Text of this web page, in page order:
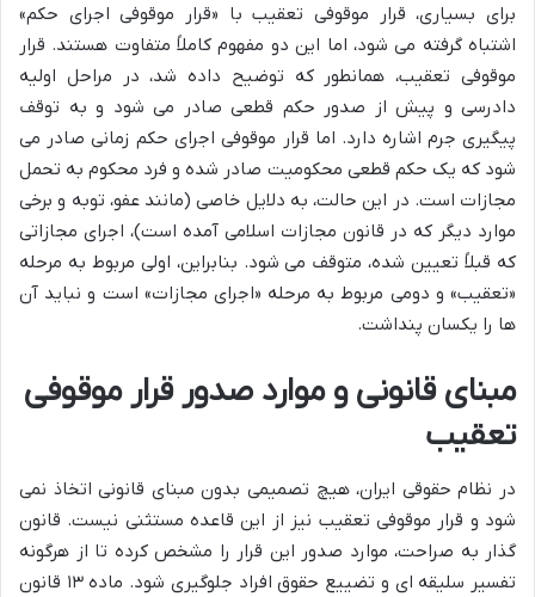
برای بسیاری، قرار موقوفی تعقیب با «قرار موقوفی اجرای حکم»
اشتباه گرفته می شود، اما این دو مفهوم کاملاً متفاوت هستند. قرار
موقوفی تعقیب، همانطور که توضیح داده شد، در مراحل اولیه
دادرسی و پیش از صدور حکم قطعی صادر می شود و به توقف
پیگیری جرم اشاره دارد. اما قرار موقوفی اجرای حکم زمانی صادر می
شود که یک حکم قطعی محکومیت صادر شده و فرد محکوم به تحمل
مجازات است. در این حالت، به دلایل خاصی (مانند عفو، توبه و برخی
موارد دیگر که در قانون مجازات اسلامی آمده است)، اجرای مجازاتی
که قبلاً تعیین شده، متوقف می شود. بنابراین، اولی مربوط به مرحله
«تعقیب» و دومی مربوط به مرحله «اجرای مجازات» است و نباید آن
ها را یکسان پنداشت.
مبنای قانونی و موارد صدور قرار موقوفی
تعقیب
در نظام حقوقی ایران، هیچ تصمیمی بدون مبنای قانونی اتخاذ نمی
شود و قرار موقوفی تعقیب نیز از این قاعده مستثنی نیست. قانون
گذار به صراحت، موارد صدور این قرار را مشخص کرده تا از هرگونه
تفسیر سلیقه ای و تضییع حقوق افراد جلوگیری شود. ماده ۱۳ قانون